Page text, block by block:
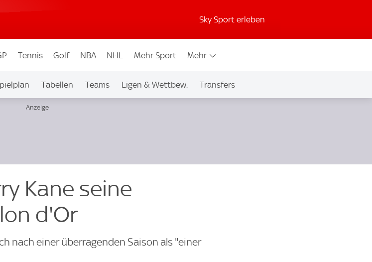
Sky Sport erleben
Tennis Golf NBA NHL Mehr Sport Mehr
Tabellen Teams Ligen & Wettbew. Transfers
Kane seine
d'Or
nach einer überragenden Saison als "einer